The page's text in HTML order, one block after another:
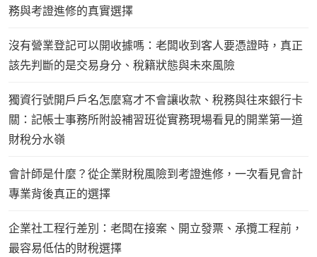
務與考證進修的真實選擇
沒有營業登記可以開收據嗎：老闆收到客人要憑證時，真正
該先判斷的是交易身分、稅籍狀態與未來風險
獨資行號開戶戶名怎麼寫才不會讓收款、稅務與往來銀行卡
關：記帳士事務所附設補習班從實務現場看見的開業第一道
財稅分水嶺
會計師是什麼？從企業財稅風險到考證進修，一次看見會計
專業背後真正的選擇
企業社工程行差別：老闆在接案、開立發票、承攬工程前，
最容易低估的財稅選擇